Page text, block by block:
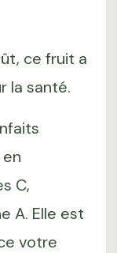
ce fruit a
la santé.
C,
A. Elle est
votre